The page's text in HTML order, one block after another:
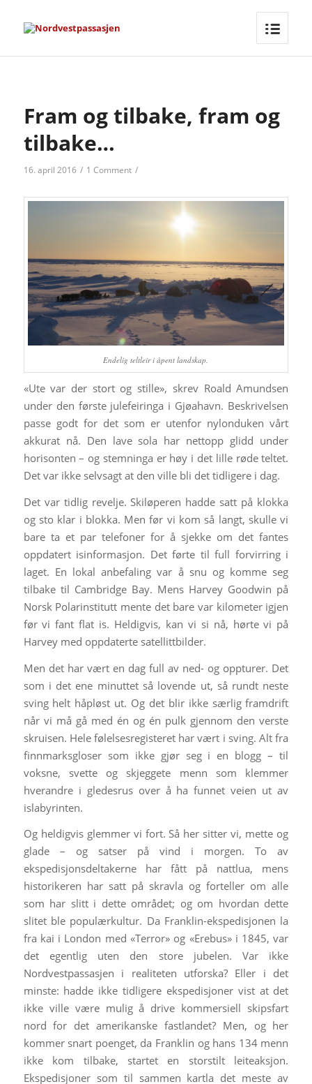
Fram og tilbake, fram og
tilbake…
16. april 2016 / 1 Comment /
Endelig teltleir i åpent landskap.
«Ute var der stort og stille», skrev Roald Amundsen
under den første julefeiringa i Gjøahavn. Beskrivelsen
passe godt for det som er utenfor nylonduken vårt
akkurat nå. Den lave sola har nettopp glidd under
horisonten – og stemninga er høy i det lille røde teltet.
Det var ikke selvsagt at den ville bli det tidligere i dag.
Det var tidlig revelje. Skiløperen hadde satt på klokka
og sto klar i blokka. Men før vi kom så langt, skulle vi
bare ta et par telefoner for å sjekke om det fantes
oppdatert isinformasjon. Det førte til full forvirring i
laget. En lokal anbefaling var å snu og komme seg
tilbake til Cambridge Bay. Mens Harvey Goodwin på
Norsk Polarinstitutt mente det bare var kilometer igjen
før vi fant flat is. Heldigvis, kan vi si nå, hørte vi på
Harvey med oppdaterte satellittbilder.
Men det har vært en dag full av ned- og oppturer. Det
som i det ene minuttet så lovende ut, så rundt neste
sving helt håpløst ut. Og det blir ikke særlig framdrift
når vi må gå med én og én pulk gjennom den verste
skruisen. Hele følelsesregisteret har vært i sving. Alt fra
finnmarksgloser som ikke gjør seg i en blogg – til
voksne, svette og skjeggete menn som klemmer
hverandre i gledesrus over å ha funnet veien ut av
islabyrinten.
Og heldigvis glemmer vi fort. Så her sitter vi, mette og
glade – og satser på vind i morgen. To av
ekspedisjonsdeltakerne har fått på nattlua, mens
historikeren har satt på skravla og forteller om alle
som har slitt i dette området; og om hvordan dette
slitet ble populærkultur. Da Franklin-ekspedisjonen la
fra kai i London med «Terror» og «Erebus» i 1845, var
det egentlig uten den store jubelen. Var ikke
Nordvestpassasjen i realiteten utforska? Eller i det
minste: hadde ikke tidligere ekspedisjoner vist at det
ikke ville være mulig å drive kommersiell skipsfart
nord for det amerikanske fastlandet? Men, og her
kommer snart poenget, da Franklin og hans 134 menn
ikke kom tilbake, startet en storstilt leiteaksjon.
Ekspedisjoner som til sammen kartla det meste av